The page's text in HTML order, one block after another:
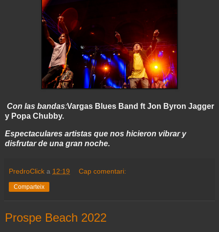
Con las bandas:Vargas Blues Band ft Jon Byron Jagger
y Popa Chubby.
Espectaculares artistas que nos hicieron vibrar y
disfrutar de una gran noche.
PredroClick a 12:19 Cap comentari:
Comparteix
Prospe Beach 2022